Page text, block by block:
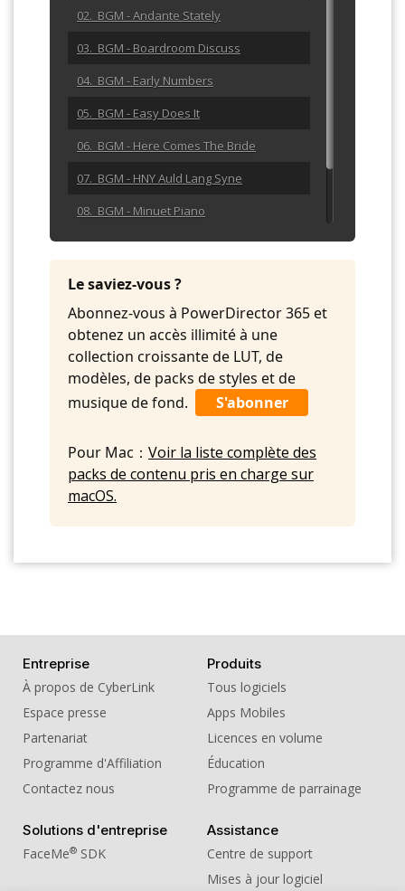
02. BGM - Andante Stately
03. BGM - Boardroom Discuss
04. BGM - Early Numbers
05. BGM - Easy Does It
06. BGM - Here Comes The Bride
07. BGM - HNY Auld Lang Syne
08. BGM - Minuet Piano
09. BGM - Minuet Positive
10. BGM - Rondo
Le saviez-vous ?
Abonnez-vous à PowerDirector 365 et
obtenez un accès illimité à une
collection croissante de LUT, de
modèles, de packs de styles et de
musique de fond.
S'abonner
Pour Mac： Voir la liste complète des
packs de contenu pris en charge sur
macOS.
Entreprise
À propos de CyberLink
Espace presse
Partenariat
Programme d'Affiliation
Contactez nous
Produits
Tous logiciels
Apps Mobiles
Licences en volume
Éducation
Programme de parrainage
Solutions d'entreprise
FaceMe® SDK
Assistance
Centre de support
Mises à jour logiciel